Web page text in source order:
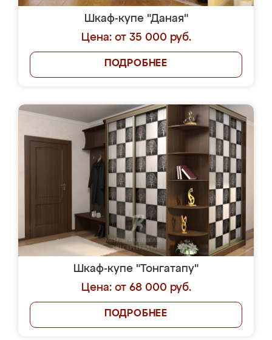
Шкаф-купе "Даная"
Цена: от 35 000 руб.
ПОДРОБНЕЕ
Шкаф-купе "Тонгатапу"
Цена: от 68 000 руб.
ПОДРОБНЕЕ